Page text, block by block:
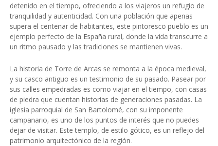
detenido en el tiempo, ofreciendo a los viajeros un refugio de
tranquilidad y autenticidad. Con una población que apenas
supera el centenar de habitantes, este pintoresco pueblo es un
ejemplo perfecto de la España rural, donde la vida transcurre a
un ritmo pausado y las tradiciones se mantienen vivas.
La historia de Torre de Arcas se remonta a la época medieval,
y su casco antiguo es un testimonio de su pasado. Pasear por
sus calles empedradas es como viajar en el tiempo, con casas
de piedra que cuentan historias de generaciones pasadas. La
iglesia parroquial de San Bartolomé, con su imponente
campanario, es uno de los puntos de interés que no puedes
dejar de visitar. Este templo, de estilo gótico, es un reflejo del
patrimonio arquitectónico de la región.